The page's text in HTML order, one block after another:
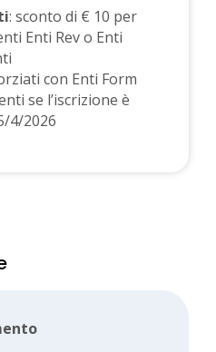
: sconto di € 10 per
Enti Rev o Enti
con Enti Form
se l’iscrizione è
4/2026